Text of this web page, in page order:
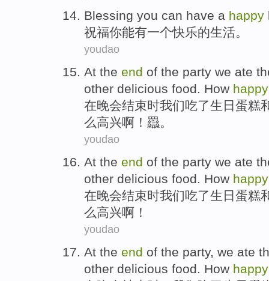
Blessing you can have a happy
祝福你能有一个快乐的生活。
youdao
At the end of the party we ate
other delicious food. How happy
在晚会结束时我们吃了生日 蛋糕
么高兴啊！羉。
youdao
At the end of the party we ate
other delicious food. How happy
在晚会结束时我们吃了生日 蛋糕
么高兴啊！
youdao
At the end of the party, we ate
other delicious food. How happy